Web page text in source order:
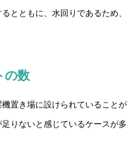
とともに、水回りであるため、
の数
置き場に設けられていることが
りないと感じているケースが多